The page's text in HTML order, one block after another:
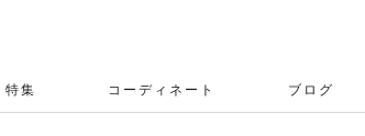
特集 コーディネート ブログ